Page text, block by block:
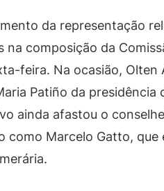
da representação
na composição da
feira. Na ocasião,
Patiño da presidência
ainda afastou o
como Marcelo Gatto,